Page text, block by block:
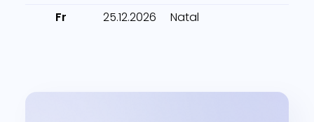
Fr
25.12.2026 Natal